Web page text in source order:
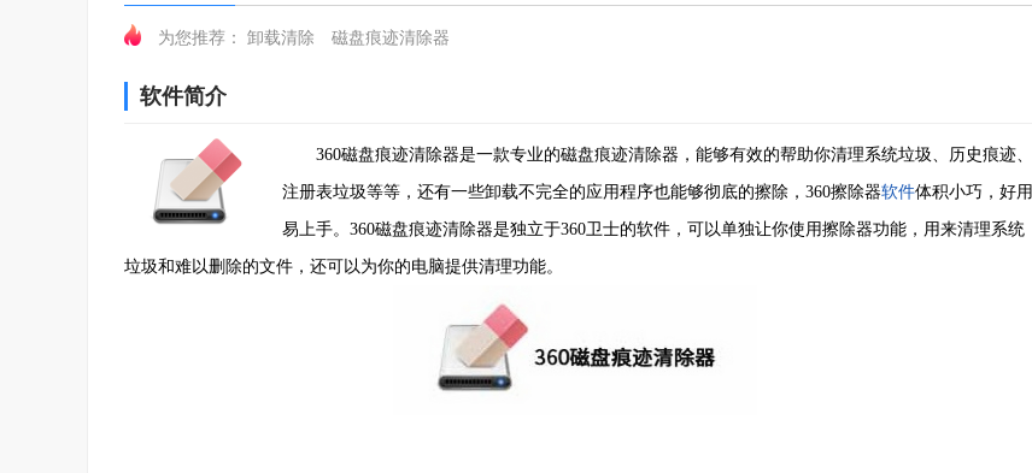
为您推荐： 卸载清除 磁盘痕迹清除器
软件简介
360磁盘痕迹清除器是一款专业的磁盘痕迹清除器，能够有效的帮助你清理系统垃圾、历史痕迹、
注册表垃圾等等，还有一些卸载不完全的应用程序也能够彻底的擦除，360擦除器软件体积小巧，好用
易上手。360磁盘痕迹清除器是独立于360卫士的软件，可以单独让你使用擦除器功能，用来清理系统
垃圾和难以删除的文件，还可以为你的电脑提供清理功能。